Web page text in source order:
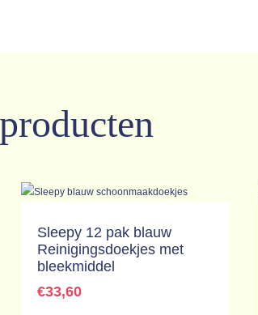
Sleepy 12 pak blauw
Reinigingsdoekjes met
bleekmiddel
€33,60